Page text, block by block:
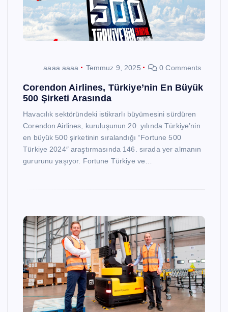
aaaa aaaa Temmuz 9, 2025 0 Comments
Corendon Airlines, Türkiye’nin En Büyük
500 Şirketi Arasında
Havacılık sektöründeki istikrarlı büyümesini sürdüren
Corendon Airlines, kuruluşunun 20. yılında Türkiye’nin
en büyük 500 şirketinin sıralandığı “Fortune 500
Türkiye 2024″ araştırmasında 146. sırada yer almanın
gururunu yaşıyor. Fortune Türkiye ve…